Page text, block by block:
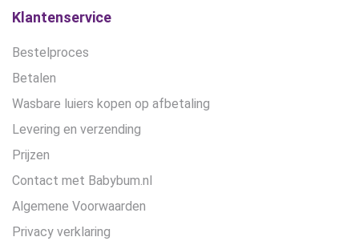
Klantenservice
Bestelproces
Betalen
Wasbare luiers kopen op afbetaling
Levering en verzending
Prijzen
Contact met Babybum.nl
Algemene Voorwaarden
Privacy verklaring